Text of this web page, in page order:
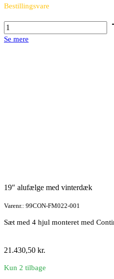
Bestillingsvare
19"
alufælge
med
Se mere
19″ alufælge med vinterdæk
Varenr.: 99CON-FM022-001
Sæt med 4 hjul monteret med
21.430,50 kr.
Kun 2 tilbage